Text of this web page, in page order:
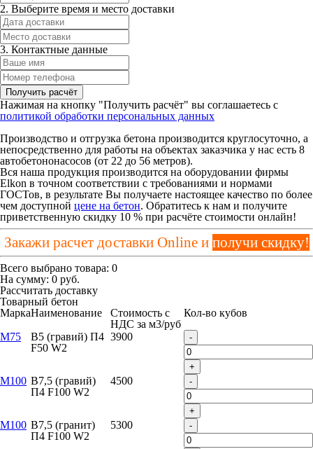
2. Выберите время и место доставки
3. Контактные данные
Нажимая на кнопку "Получить расчёт" вы соглашаетесь с
политикой обработки персональных данных
Производство и отгрузка бетона производится круглосуточно, а
непосредственно для работы на объектах заказчика у нас есть 8
автобетононасосов (от 22 до 56 метров).
Вся наша продукция производится на оборудовании фирмы
Elkon в точном соответствии с требованиями и нормами
ГОСТов, в результате Вы получаете настоящее качество по более
чем доступной цене на бетон. Обратитесь к нам и получите
приветственную скидку 10 % при расчёте стоимости онлайн!
Закажи расчет доставки Online и получи скидку!
Всего выбрано товара: 0
На сумму: 0 руб.
Рассчитать доставку
Товарный бетон
МаркаНаименование
Стоимость с
НДС за м3/руб
Кол-во кубов
М75
B5 (гравий) П4
F50 W2
3900 -
+
М100 B7,5 (гравий)
П4 F100 W2
4500 -
+
М100 B7,5 (гранит)
П4 F100 W2
5300 -